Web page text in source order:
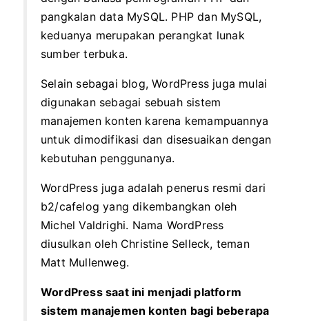
pangkalan data MySQL. PHP dan MySQL,
keduanya merupakan perangkat lunak
sumber terbuka.
Selain sebagai blog, WordPress juga mulai
digunakan sebagai sebuah sistem
manajemen konten karena kemampuannya
untuk dimodifikasi dan disesuaikan dengan
kebutuhan penggunanya.
WordPress juga adalah penerus resmi dari
b2/cafelog yang dikembangkan oleh
Michel Valdrighi. Nama WordPress
diusulkan oleh Christine Selleck, teman
Matt Mullenweg.
WordPress saat ini menjadi platform
sistem manajemen konten bagi beberapa